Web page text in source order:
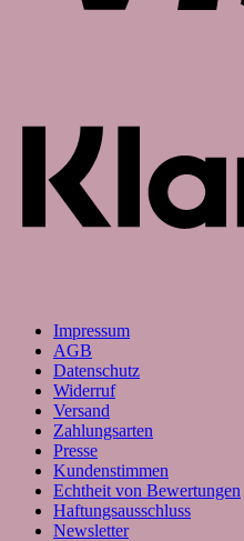
Impressum
AGB
Datenschutz
Widerruf
Versand
Zahlungsarten
Presse
Kundenstimmen
Echtheit von Bewertungen
Haftungsausschluss
Newsletter